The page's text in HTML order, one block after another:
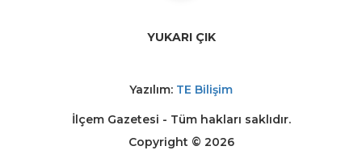
YUKARI ÇIK
Yazılım: TE Bilişim
İlçem Gazetesi - Tüm hakları saklıdır.
Copyright © 2026